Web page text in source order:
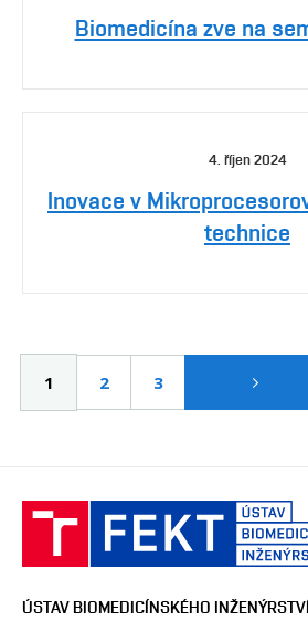
Biomedicína zve na
4. říjen 2024
Inovace v
technice
Aktuální
1 Page
2 Page
3
ÚSTAV BIOMEDICÍNSKÉHO INŽENÝRSTVÍ